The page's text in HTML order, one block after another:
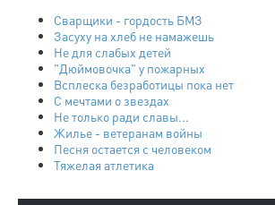
Сварщики - гордость БМЗ
Засуху на хлеб не намажешь
Не для слабых детей
"Дюймовочка" у пожарных
Всплеска безработицы пока нет
С мечтами о звездах
Не только ради славы...
Жилье - ветеранам войны
Песня остается с человеком
Тяжелая атлетика